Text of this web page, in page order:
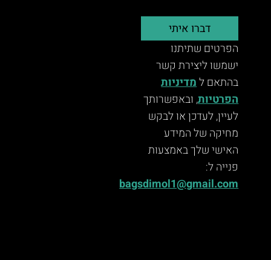
דברו איתי
הפרטים שתיתנו
ישמשו ליצירת קשר
בהתאם למדיניות
הפרטיות, ובאפשרותך
לעיין, לעדכן או לבקש
מחיקה של המידע
האישי שלך באמצעות
פנייה ל:
bagsdimol1@gmail.com